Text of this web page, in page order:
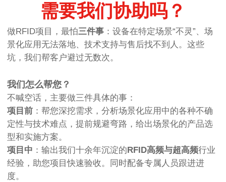
需要我们协助吗？
做RFID项目，最怕三件事 ：设备在特定场景“不灵”、场
景化应用无法落地、技术支持与售后找不到人。这些
坑，我们帮客户避过无数次。
我们怎么帮您？
不喊空话，主要做三件具体的事：
项目前 ：帮您深挖需求，分析场景化应用中的各种不确
定性与技术难点，提前规避弯路，给出场景化的产品选
型和实施方案。
项目中 ：输出我们十余年沉淀的RFID高频与超高频行业
经验，助您项目快速验收。同时配备专属人员跟进进
度。